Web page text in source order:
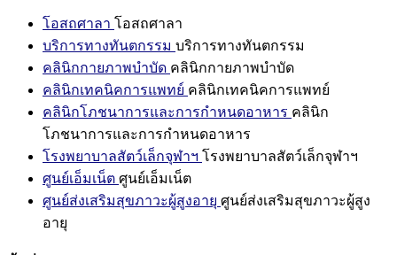
โอสถศาลา โอสถศาลา
บริการทางทันตกรรม บริการทางทันตกรรม
คลินิกกายภาพบำบัด คลินิกกายภาพบำบัด
คลินิกเทคนิคการแพทย์ คลินิกเทคนิคการแพทย์
คลินิกโภชนาการและการกำหนดอาหาร คลินิก
โภชนาการและการกำหนดอาหาร
โรงพยาบาลสัตว์เล็กจุฬาฯ โรงพยาบาลสัตว์เล็กจุฬาฯ
ศูนย์เอ็มเน็ต ศูนย์เอ็มเน็ต
ศูนย์ส่งเสริมสุขภาวะผู้สูงอายุ ศูนย์ส่งเสริมสุขภาวะผู้สูง
อายุ